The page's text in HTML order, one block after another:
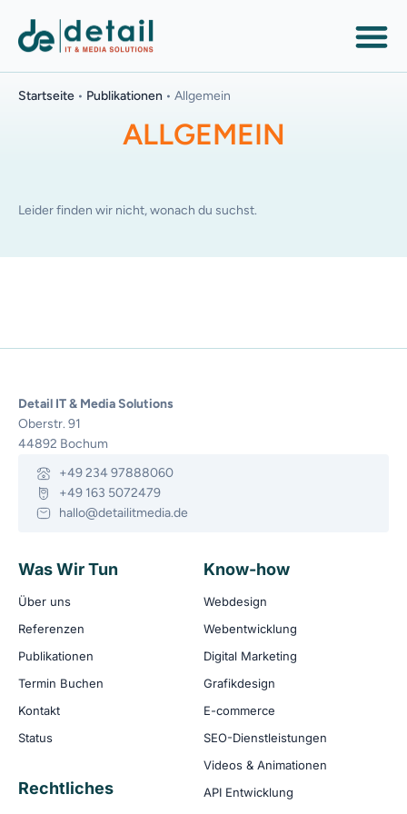
Startseite • Publikationen • Allgemein
ALLGEMEIN
Leider finden wir nicht, wonach du suchst.
Was Wir Tun
Über uns
Referenzen
Publikationen
Termin Buchen
Kontakt
Status
Know-how
Webdesign
Webentwicklung
Digital Marketing
Grafikdesign
E-commerce
SEO-Dienstleistungen
Videos & Animationen
API Entwicklung
Rechtliches
Detail IT & Media Solutions
Oberstr. 91
44892 Bochum
+49 234 97888060
+49 163 5072479
hallo@detailitmedia.de